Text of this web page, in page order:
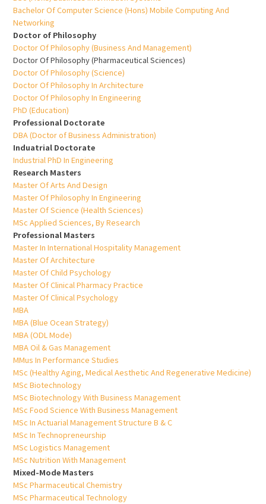
Bachelor Of Computer Science (Hons) Mobile Computing And
Networking
Doctor of Philosophy
Doctor Of Philosophy (Business And Management)
Doctor Of Philosophy (Pharmaceutical Sciences)
Doctor Of Philosophy (Science)
Doctor Of Philosophy In Architecture
Doctor Of Philosophy In Engineering
PhD (Education)
Professional Doctorate
DBA (Doctor of Business Administration)
Induatrial Doctorate
Industrial PhD In Engineering
Research Masters
Master Of Arts And Design
Master Of Philosophy In Engineering
Master Of Science (Health Sciences)
MSc Applied Sciences, By Research
Professional Masters
Master In International Hospitality Management
Master Of Architecture
Master Of Child Psychology
Master Of Clinical Pharmacy Practice
Master Of Clinical Psychology
MBA
MBA (Blue Ocean Strategy)
MBA (ODL Mode)
MBA Oil & Gas Management
MMus In Performance Studies
MSc (Healthy Aging, Medical Aesthetic And Regenerative Medicine)
MSc Biotechnology
MSc Biotechnology With Business Management
MSc Food Science With Business Management
MSc In Actuarial Management Structure B & C
MSc In Technopreneurship
MSc Logistics Management
MSc Nutrition With Management
Mixed-Mode Masters
MSc Pharmaceutical Chemistry
MSc Pharmaceutical Technology